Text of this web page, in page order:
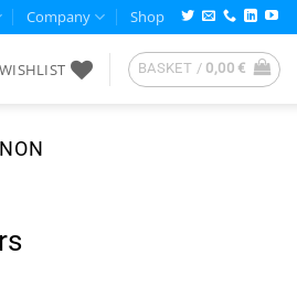
Company Shop
WISHLIST BASKET / 0,00€